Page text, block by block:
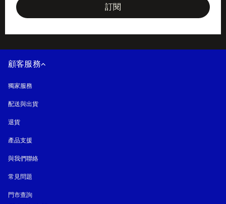
訂閱
顧客服務
獨家服務
配送與出貨
退貨
產品支援
與我們聯絡
常見問題
門市查詢